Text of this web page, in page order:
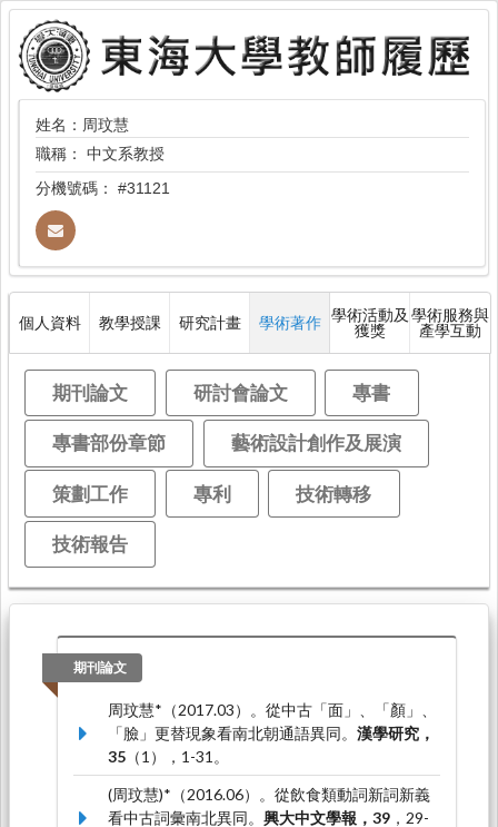
姓名：周玟慧
職稱： 中文系教授
分機號碼： #31121
個人資料 教學授課 研究計畫 學術著作 學術活動及
獲獎
學術服務與
產學互動
期刊論文 研討會論文 專書
專書部份章節 藝術設計創作及展演
策劃工作 專利 技術轉移
技術報告
期刊論文
周玟慧*（2017.03）。從中古「面」、「顏」、
「臉」更替現象看南北朝通語異同。 漢學研究，
35 （1），1-31。
(周玟慧)*（2016.06）。從飲食類動詞新詞新義
看中古詞彙南北異同。 興大中文學報，39 ，29-